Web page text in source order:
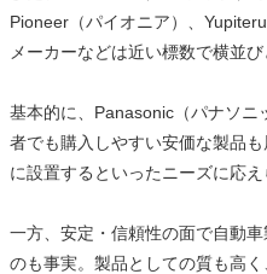
Pioneer（パイオニア）、
メーカーなどは近い標数で横並
基本的に、Panasonic（パナソ
者でも購入しやすい安価な製品
に設置するといったニーズに応
一方、安定・信頼性の面で自動
のも事実。製品としての質も高